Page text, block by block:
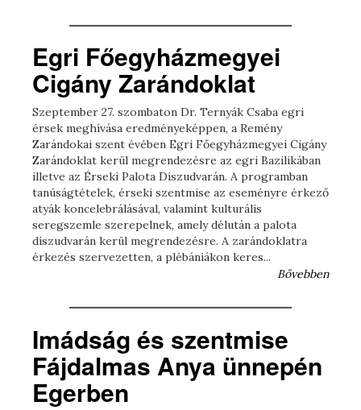
Egri Főegyházmegyei
Cigány Zarándoklat
Szeptember 27. szombaton Dr. Ternyák Csaba egri
érsek meghívása eredményeképpen, a Remény
Zarándokai szent évében Egri Főegyházmegyei Cigány
Zarándoklat kerül megrendezésre az egri Bazilikában
illetve az Érseki Palota Díszudvarán. A programban
tanúságtételek, érseki szentmise az eseményre érkező
atyák koncelebrálásával, valamint kulturális
seregszemle szerepelnek, amely délután a palota
díszudvarán kerül megrendezésre. A zarándoklatra
érkezés szervezetten, a plébániákon keres...
Bővebben
Imádság és szentmise
Fájdalmas Anya ünnepén
Egerben